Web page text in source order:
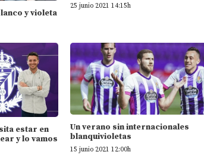
y violeta
25 junio 2021 14:15h
estar en
y lo vamos
Un verano sin internacionales
blanquivioletas
15 junio 2021 12:00h